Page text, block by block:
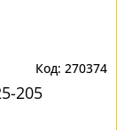
270374
205